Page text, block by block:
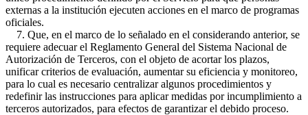
externas a la institución ejecuten acciones en el marco de programas
oficiales.
7. Que, en el marco de lo señalado en el considerando anterior, se
requiere adecuar el Reglamento General del Sistema Nacional de
Autorización de Terceros, con el objeto de acortar los plazos,
unificar criterios de evaluación, aumentar su eficiencia y monitoreo,
para lo cual es necesario centralizar algunos procedimientos y
redefinir las instrucciones para aplicar medidas por incumplimiento a
terceros autorizados, para efectos de garantizar el debido proceso.